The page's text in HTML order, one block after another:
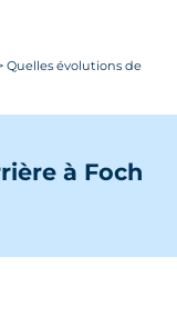
Quelles évolutions de
à Foch